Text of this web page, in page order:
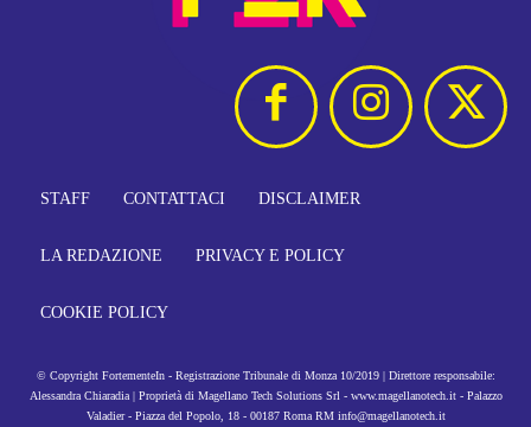
STAFF CONTATTACI DISCLAIMER
LA REDAZIONE PRIVACY E POLICY
COOKIE POLICY
© Copyright FortementeIn - Registrazione Tribunale di Monza 10/2019 | Direttore responsabile:
Alessandra Chiaradia | Proprietà di Magellano Tech Solutions Srl - www.magellanotech.it - Palazzo
Valadier - Piazza del Popolo, 18 - 00187 Roma RM info@magellanotech.it